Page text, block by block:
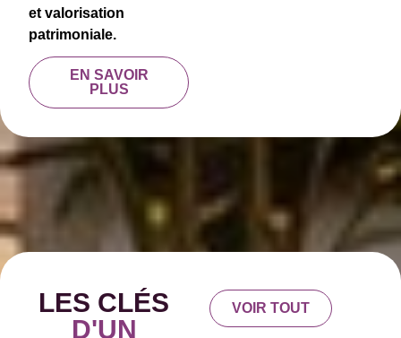
et valorisation
patrimoniale.
EN SAVOIR
PLUS
LES CLÉS
D'UN
VOIR TOUT